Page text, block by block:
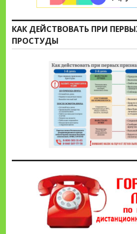
КАК ДЕЙСТВОВАТЬ ПРИ
ПРОСТУДЫ